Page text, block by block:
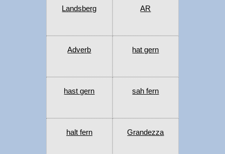
Landsberg AR
Adverb hat gern
hast gern sah fern
halt fern Grandezza